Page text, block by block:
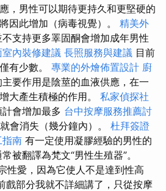
，男性可以期待更持久和更堅硬的
因此增加（病毒視覺）。 精美外
支持更多睪固酮會增加成年男性
內裝修建議 長照服務與建議 目前
有少數。 專業的外燴佈置設計 廚
要作用是陰莖的血液供應，在一
大產生積極的作用。 私家偵探社
會增加最多 台中按摩服務推薦討
會消失（幾分鐘內）。 杜拜簽證
指南 有一定使用凝膠經驗的男性的
被翻譯為梵文“男性生殖器”。
性愛，因為它使人不是達到性高
戲部分我就不詳細講了，只從按摩